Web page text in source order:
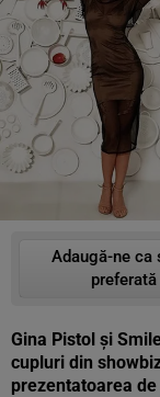
Adaugă-ne ca
preferată
Gina Pistol și
cupluri din
prezentatoarea